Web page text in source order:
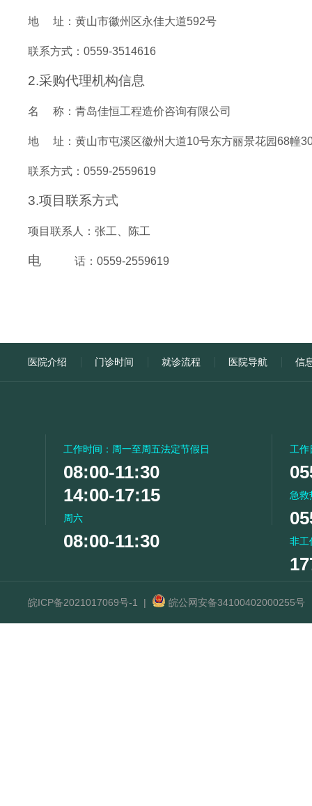
地 址： 黄山市徽州区永佳大道592号
联系方式： 0559-3514616
2.采购代理机构信息
名 称： 青岛佳恒工程造价咨询有限公司
地 址： 黄山市屯溪区徽州大道10号东方丽景花园68
联系方式： 0559-2559619
3.项目联系方式
项目联系人： 张工、陈工
电 话： 0559-2559619
医院介绍 门诊时间 就诊流程 医院导航 信
工作时间：周一至周五法定节假日
08:00-11:30
14:00-17:15
周六
08:00-11:30
工作
急救
非工
皖ICP备2021017069号-1 | 皖公网安备34100402000255号